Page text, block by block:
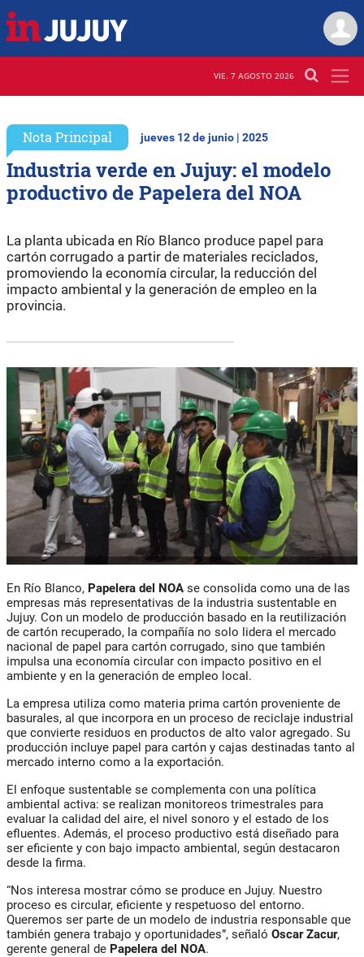
VIE. 7 AGOSTO 2026
Nota Principal jueves 12 de junio | 2025
Industria verde en Jujuy: el modelo
productivo de Papelera del NOA
La planta ubicada en Río Blanco produce papel para
cartón corrugado a partir de materiales reciclados,
promoviendo la economía circular, la reducción del
impacto ambiental y la generación de empleo en la
provincia.
En Río Blanco, Papelera del NOA se consolida como una de las
empresas más representativas de la industria sustentable en
Jujuy. Con un modelo de producción basado en la reutilización
de cartón recuperado, la compañía no solo lidera el mercado
nacional de papel para cartón corrugado, sino que también
impulsa una economía circular con impacto positivo en el
ambiente y en la generación de empleo local.
La empresa utiliza como materia prima cartón proveniente de
basurales, al que incorpora en un proceso de reciclaje industrial
que convierte residuos en productos de alto valor agregado. Su
producción incluye papel para cartón y cajas destinadas tanto al
mercado interno como a la exportación.
El enfoque sustentable se complementa con una política
ambiental activa: se realizan monitoreos trimestrales para
evaluar la calidad del aire, el nivel sonoro y el estado de los
efluentes. Además, el proceso productivo está diseñado para
ser eficiente y con bajo impacto ambiental, según destacaron
desde la firma.
“Nos interesa mostrar cómo se produce en Jujuy. Nuestro
proceso es circular, eficiente y respetuoso del entorno.
Queremos ser parte de un modelo de industria responsable que
también genera trabajo y oportunidades”, señaló Oscar Zacur,
gerente general de Papelera del NOA.